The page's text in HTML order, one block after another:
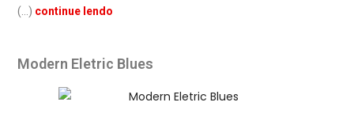
(…) continue lendo
Modern Eletric Blues